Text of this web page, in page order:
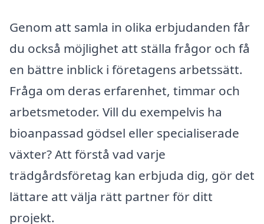
Genom att samla in olika erbjudanden får
du också möjlighet att ställa frågor och få
en bättre inblick i företagens arbetssätt.
Fråga om deras erfarenhet, timmar och
arbetsmetoder. Vill du exempelvis ha
bioanpassad gödsel eller specialiserade
växter? Att förstå vad varje
trädgårdsföretag kan erbjuda dig, gör det
lättare att välja rätt partner för ditt
projekt.